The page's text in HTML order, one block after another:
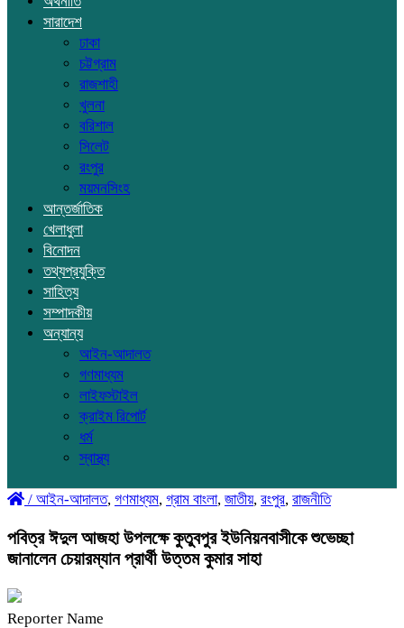
সারাদেশ
ঢাকা
চট্টগ্রাম
রাজশাহী
খুলনা
বরিশাল
সিলেট
রংপুর
ময়মনসিংহ
আন্তর্জাতিক
খেলাধুলা
বিনোদন
তথ্যপ্রযুক্তি
সাহিত্য
সম্পাদকীয়
অন্যান্য
আইন-আদালত
গণমাধ্যম
লাইফস্টাইল
ক্রাইম রিপোর্ট
ধর্ম
স্বাস্থ্য
/ আইন-আদালত, গণমাধ্যম, গ্রাম বাংলা, জাতীয়, রংপুর, রাজনীতি
পবিত্র ঈদুল আজহা উপলক্ষে কুতুবপুর ইউনিয়নবাসীকে শুভেচ্ছা
জানালেন চেয়ারম্যান প্রার্থী উত্তম কুমার সাহা
Reporter Name